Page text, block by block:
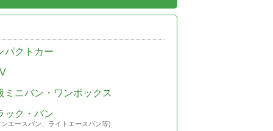
パクトカー
ミニバン・ワンボックス
ック・バン
エースバン、ライトエースバン等)